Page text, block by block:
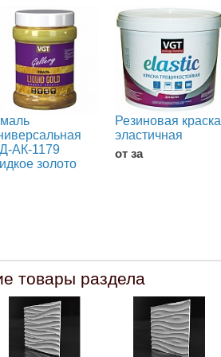
АК-1179
золото
Резиновая краска
эластичная
от за
товары раздела